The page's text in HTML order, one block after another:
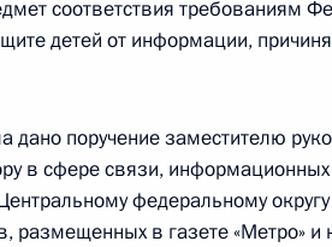
службы по Московской
Президента Российской
граждан
соответствия требованиям
детей от информации,
дано поручение заместителю
в сфере связи, информационных
федеральному
размещенных в газете «Метро» и